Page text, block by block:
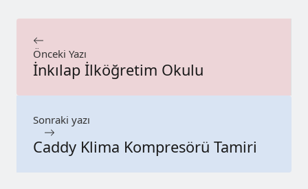
Önceki Yazı
İnkılap İlköğretim Okulu
Sonraki yazı
Caddy Klima Kompresörü Tamiri